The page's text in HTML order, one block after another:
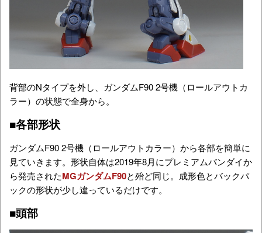
背部のNタイプを外し、ガンダムF90 2号機（ロールアウトカ
ラー）の状態で全身から。
■各部形状
ガンダムF90 2号機（ロールアウトカラー）から各部を簡単に
見ていきます。形状自体は2019年8月にプレミアムバンダイか
ら発売されたMGガンダムF90と殆ど同じ。成形色とバックパ
ックの形状が少し違っているだけです。
■頭部